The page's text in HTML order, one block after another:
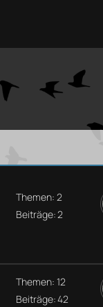
Themen: 2
Beiträge: 2
Themen: 12
Beiträge: 42